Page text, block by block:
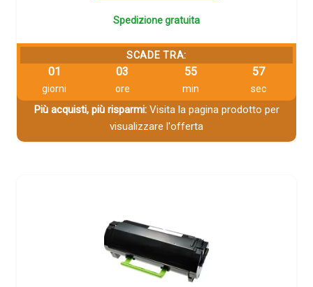
Spedizione gratuita
SCADE TRA:
01
giorni
03
ore
55
min
57
sec
Più acquisti, più risparmi:Visita la pagina prodotto per
visualizzare l'offerta